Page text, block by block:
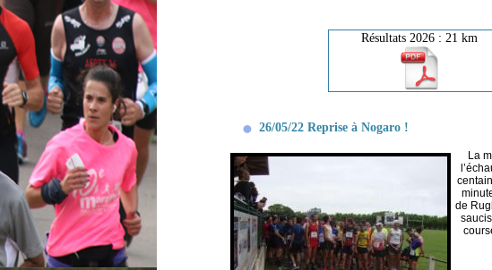
Résultats 2026 : 21 km
26/05/22 Reprise à Nogaro !
La
de